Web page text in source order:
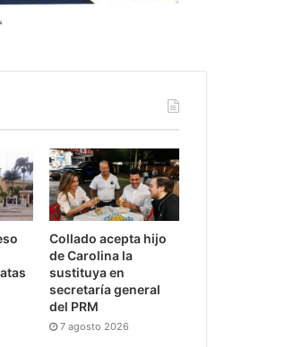
Collado acepta hijo
de Carolina la
sustituya en
secretaría general
del PRM
7 agosto 2026